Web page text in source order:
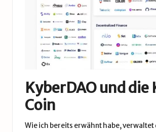
KyberDAO und die
Coin
Wie ich bereits erwähnt habe, verwaltet